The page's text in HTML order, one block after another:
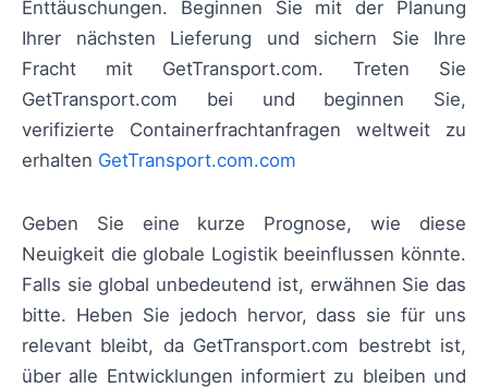
Enttäuschungen. Beginnen Sie mit der Planung
Ihrer nächsten Lieferung und sichern Sie Ihre
Fracht mit GetTransport.com. Treten Sie
GetTransport.com bei und beginnen Sie,
verifizierte Containerfrachtanfragen weltweit zu
erhalten GetTransport.com.com
Geben Sie eine kurze Prognose, wie diese
Neuigkeit die globale Logistik beeinflussen könnte.
Falls sie global unbedeutend ist, erwähnen Sie das
bitte. Heben Sie jedoch hervor, dass sie für uns
relevant bleibt, da GetTransport.com bestrebt ist,
über alle Entwicklungen informiert zu bleiben und